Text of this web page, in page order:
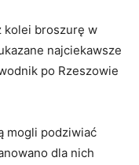
kolei broszurę w
najciekawsze
po Rzeszowie
mogli podziwiać
dla nich